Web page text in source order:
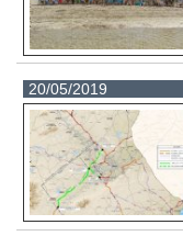
20/05/2019